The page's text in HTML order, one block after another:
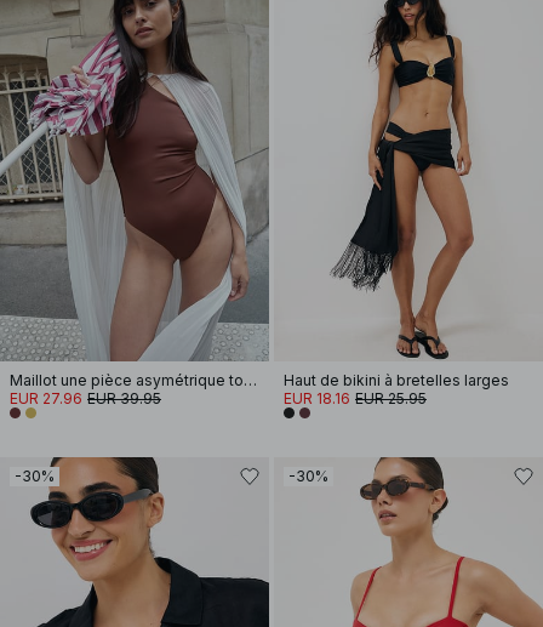
Maillot une pièce asymétrique torsadé
EUR 27.96 EUR 39.95
Haut de bikini à bretelles larges
EUR 18.16 EUR 25.95
-30% -30%